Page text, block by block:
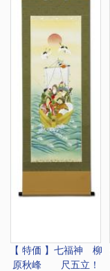
【 特価 】七福神 柳
原秋峰 尺五立！